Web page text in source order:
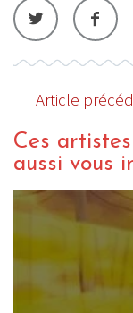
Article
Ces
aussi vous